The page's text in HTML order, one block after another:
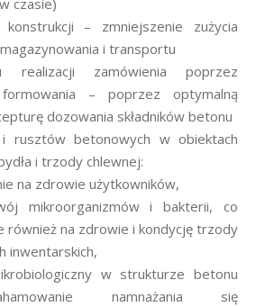
czasie)
konstrukcji – zmniejszenie zużycia
i transportu
realizacji zamówienia poprzez
– poprzez optymalną
dozowania składników betonu
i rusztów betonowych w obiektach
i trzody chlewnej:
na zdrowie użytkowników,
mikroorganizmów i bakterii, co
również na zdrowie i kondycję trzody
inwentarskich,
w strukturze betonu
namnażania się